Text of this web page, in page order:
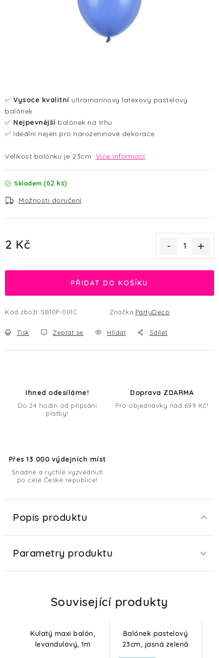
Hodnocení obchodu
✅ Vysoce kvalitní ultramarínový latexový pastelový
balónek
✅ Nejpevnější balónek na trhu
✅ Ideální nejen pro narozeninové dekorace
Velikost balónku je 23cm. Více informací
Skladem (62 ks)
Možnosti doručení
2 Kč
PŘIDAT DO KOŠÍKU
Kód zboží: SB10P-001C Značka:PartyDeco
Tisk Zeptat se Hlídat Sdílet
Ihned odesíláme!
Do 24 hodin od připsání
platby!
Doprava ZDARMA
Pro objednávky nad 699 Kč!
Přes 13 000 výdejních míst
Snadné a rychlé vyzvednutí
po celé České republice!
Popis produktu
Parametry produktu
Související produkty
Kulatý maxi balón,
levandulový, 1m
Balónek pastelový
23cm, jasná zelená